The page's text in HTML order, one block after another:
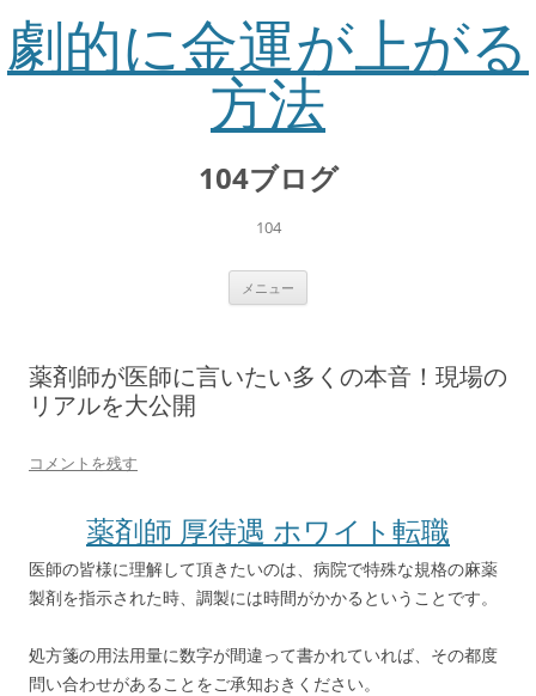
劇的に金運が上がる
方法
104ブログ
104
メニュー
薬剤師が医師に言いたい多くの本音！現場の
リアルを大公開
コメントを残す
薬剤師 厚待遇 ホワイト転職
医師の皆様に理解して頂きたいのは、病院で特殊な規格の麻薬
製剤を指示された時、調製には時間がかかるということです。
処方箋の用法用量に数字が間違って書かれていれば、その都度
問い合わせがあることをご承知おきください。